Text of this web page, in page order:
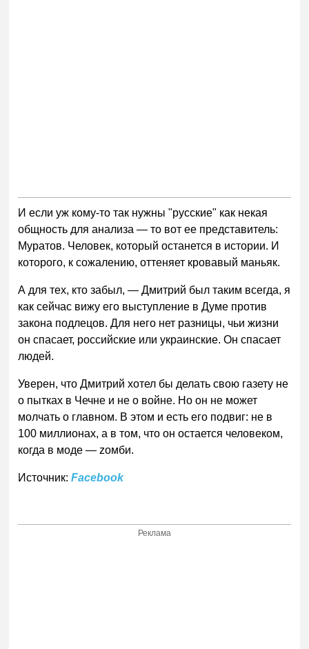
И если уж кому-то так нужны "русские" как некая
общность для анализа — то вот ее представитель:
Муратов. Человек, который останется в истории. И
которого, к сожалению, оттеняет кровавый маньяк.
А для тех, кто забыл, — Дмитрий был таким всегда, я
как сейчас вижу его выступление в Думе против
закона подлецов. Для него нет разницы, чьи жизни
он спасает, российские или украинские. Он спасает
людей.
Уверен, что Дмитрий хотел бы делать свою газету не
о пытках в Чечне и не о войне. Но он не может
молчать о главном. В этом и есть его подвиг: не в
100 миллионах, а в том, что он остается человеком,
когда в моде — zомби.
Источник:Facebook
Реклама